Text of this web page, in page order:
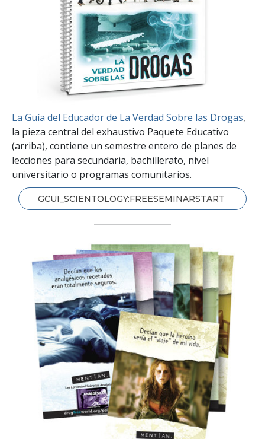
La Guía del Educador de La Verdad Sobre las Drogas,
la pieza central del exhaustivo Paquete Educativo
(arriba), contiene un semestre entero de planes de
lecciones para secundaria, bachillerato, nivel
universitario o programas comunitarios.
GCUI_SCIENTOLOGY:FREESEMINARSTART